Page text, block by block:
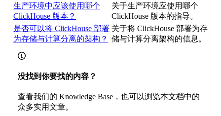
生产环境中应该使用哪个
ClickHouse 版本？
关于生产环境应使用哪个
ClickHouse 版本的指导。
是否可以将 ClickHouse 部署
为存储与计算分离的架构？
关于将 ClickHouse 部署为存
储与计算分离架构的信息。
没找到你要找的内容？
查看我们的 Knowledge Base ，也可以浏览本文档中的
众多实用文章。